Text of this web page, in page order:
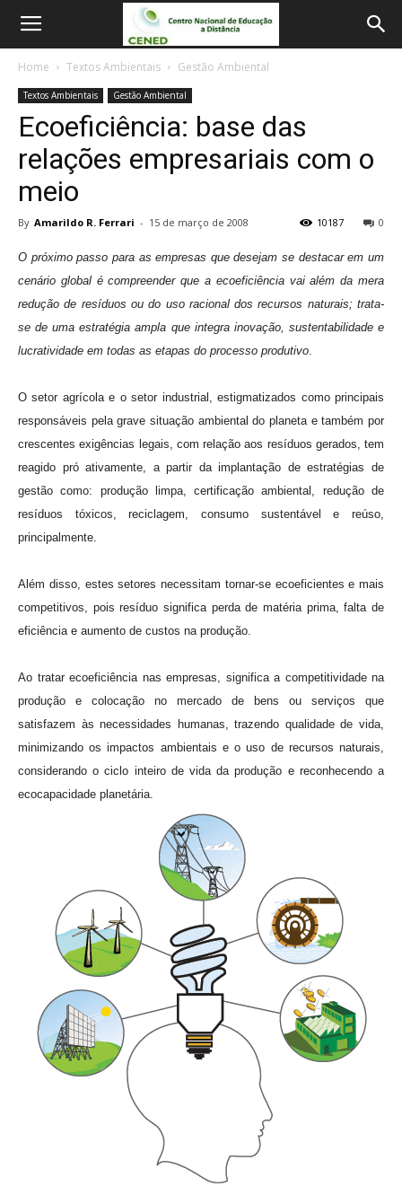
Home Textos Ambientais Gestão Ambiental
Textos Ambientais Gestão Ambiental
Ecoeficiência: base das
relações empresariais com o
meio
By Amarildo R. Ferrari - 15 de março de 2008 0
10187
O próximo passo para as empresas que desejam se destacar em um
cenário global é compreender que a ecoeficiência vai além da mera
redução de resíduos ou do uso racional dos recursos naturais; trata-
se de uma estratégia ampla que integra inovação, sustentabilidade e
lucratividade em todas as etapas do processo produtivo.
O setor agrícola e o setor industrial, estigmatizados como principais
responsáveis pela grave situação ambiental do planeta e também por
crescentes exigências legais, com relação aos resíduos gerados, tem
reagido pró ativamente, a partir da implantação de estratégias de
gestão como: produção limpa, certificação ambiental, redução de
resíduos tóxicos, reciclagem, consumo sustentável e reúso,
principalmente.
Além disso, estes setores necessitam tornar-se ecoeficientes e mais
competitivos, pois resíduo significa perda de matéria prima, falta de
eficiência e aumento de custos na produção.
Ao tratar ecoeficiência nas empresas, significa a competitividade na
produção e colocação no mercado de bens ou serviços que
satisfazem às necessidades humanas, trazendo qualidade de vida,
minimizando os impactos ambientais e o uso de recursos naturais,
considerando o ciclo inteiro de vida da produção e reconhecendo a
ecocapacidade planetária.